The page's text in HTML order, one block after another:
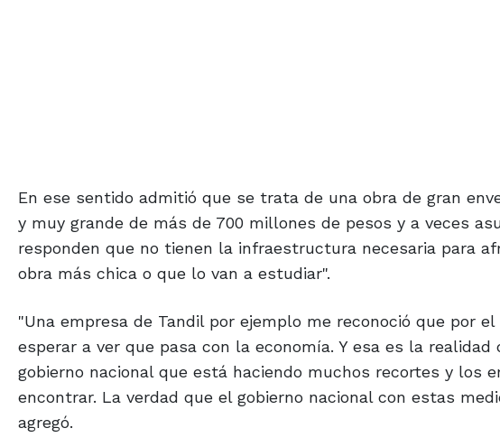
En ese sentido admitió que se trata de una obra de gran
y muy grande de más de 700 millones de pesos y a veces
responden que no tienen la infraestructura necesaria para
obra más chica o que lo van a estudiar".
"Una empresa de Tandil por ejemplo me reconoció que por
esperar a ver que pasa con la economía. Y esa es la
gobierno nacional que está haciendo muchos recortes y los
encontrar. La verdad que el gobierno nacional con estas
agregó.